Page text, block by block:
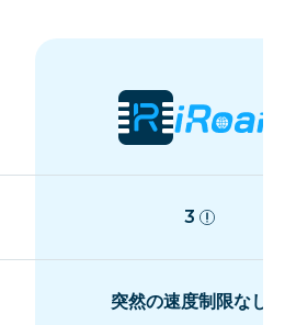
3
突然の速度制限なし